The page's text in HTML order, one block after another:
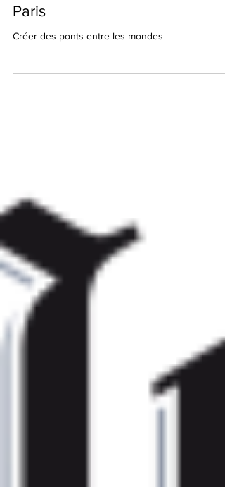
Gabrielle Halpern et Marina
Viotti - Soirée de lancement à